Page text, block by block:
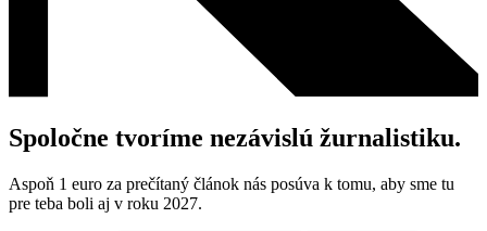
Spoločne tvoríme nezávislú žurnalistiku.
Aspoň 1 euro za prečítaný článok nás posúva k tomu, aby sme tu
pre teba boli aj v roku 2027.